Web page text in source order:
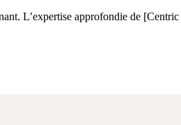
L’expertise approfondie de